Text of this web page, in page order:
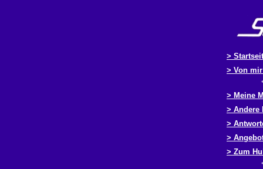
>
> Von
> Meine
> Andere
>
>
> Zum